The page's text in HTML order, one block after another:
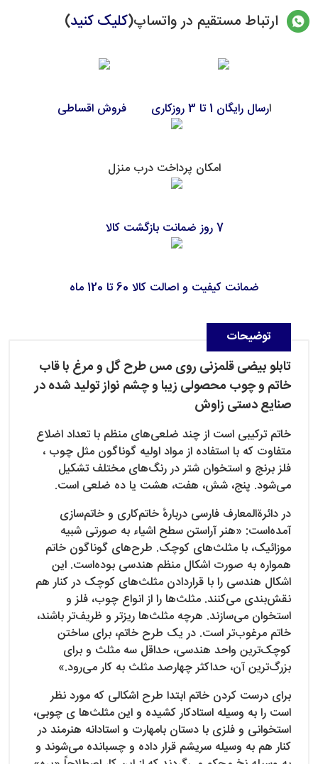
ارتباط مستقیم در واتساپ(کلیک کنید)
ارسال رایگان 1 تا 3 روزکاری فروش اقساطی
امکان پرداخت درب منزل
7 روز ضمانت بازگشت کالا
ضمانت کیفیت و اصالت کالا 60 تا 120 ماه
توضیحات
تابلو بیضی قلمزنی روی مس طرح گل و مرغ با قاب
خاتم و چوب محصولی زیبا و چشم نواز تولید شده در
صنایع دستی زاوش
خاتم ترکیبی است از چند ضلعی‌های منظم با تعداد اضلاع
متفاوت که با استفاده از مواد اولیه گوناگون مثل چوب ،
فلز برنج و استخوان شتر در رنگ‌های مختلف تشکیل
می‌شود. پنج، شش، هفت، هشت یا ده ضلعی است.
در دائرةالمعارف فارسی دربارهٔ خاتم‌کاری و خاتم‌سازی
آمده‌است: «هنر آراستن سطح اشیاء به صورتی شبیه
موزائیک، با مثلث‌های کوچک. طرح‌های گوناگون خاتم
همواره به صورت اشکال منظم هندسی بوده‌است. این
اشکال هندسی را با قراردادن مثلث‌های کوچک در کنار هم
نقش‌بندی می‌کنند. مثلث‌ها را از انواع چوب، فلز و
استخوان می‌سازند. هرچه مثلث‌ها ریزتر و ظریف‌تر باشند،
خاتم مرغوب‌تر است. در یک طرح خاتم، برای ساختن
کوچک‌ترین واحد هندسی، حداقل سه مثلث و برای
بزرگ‌ترین آن، حداکثر چهارصد مثلث به کار می‌رود.»
برای درست کردن خاتم ابتدا طرح اشکالی که مورد نظر
است را به وسیله استادکار کشیده و این مثلث‌ها ی چوبی،
استخوانی و فلزی با دستان بامهارت و استادانه هنرمند در
کنار هم به وسیله سریشم قرار داده و چسبانده می‌شوند و